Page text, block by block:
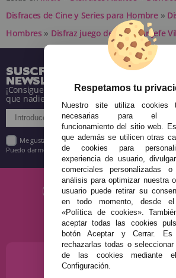
Disfraces de Cine y Series para Hombre »
Hombres » Disfraz juego del Calamar Jefe
SUSCRÍBETE A NUESTRA
NEWSLETTER
¡Consigue descuentos y entérate de todo
que nadie!
Me gustaría recibir descuentos exclusivos,
Puedo darme de baja cuando quiera según lo recogido
¿NECESITAS
Respetamos tu
Nuestro site utiliza cookies
necesarias para el
funcionamiento del sitio web.
que además se utilicen otras
de cookies para
experiencia de usuario,
comerciales personalizadas o
análisis para optimizar nuestra
usuario puede retirar su
en todo momento, desde el
«Política de cookies».
aceptar todas las cookies
botón Aceptar y Cerrar. Es
rechazarlas todas o seleccionar
de las cookies mediante
Configuración.